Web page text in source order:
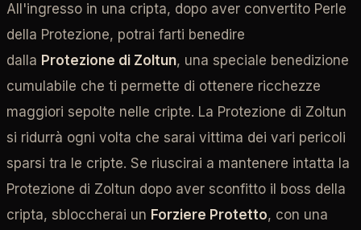
All'ingresso in una cripta, dopo aver convertito Perle
della Protezione, potrai farti benedire
dalla Protezione di Zoltun, una speciale benedizione
cumulabile che ti permette di ottenere ricchezze
maggiori sepolte nelle cripte. La Protezione di Zoltun
si ridurrà ogni volta che sarai vittima dei vari pericoli
sparsi tra le cripte. Se riuscirai a mantenere intatta la
Protezione di Zoltun dopo aver sconfitto il boss della
cripta, sbloccherai un Forziere Protetto, con una